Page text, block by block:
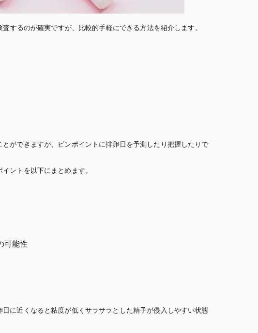
するのが確実ですが、比較的手軽にできる方法を紹介します。
ができますが、ピンポイントに排卵日を予測したり把握したりで
ントを以下にまとめます。
可能性
に近くなると粘度が低くサラサラとした精子が侵入しやすい状態